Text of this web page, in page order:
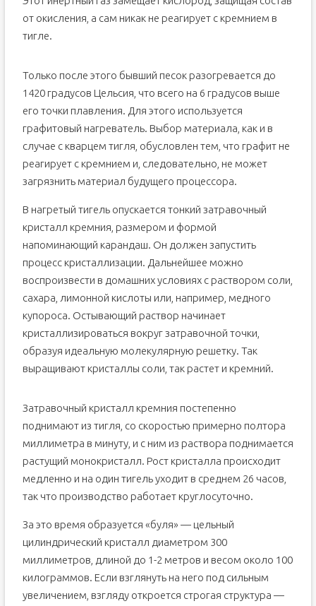
от окисления, а сам никак не реагирует с кремнием в
тигле.
Только после этого бывший песок разогревается до
1420 градусов Цельсия, что всего на 6 градусов выше
его точки плавления. Для этого используется
графитовый нагреватель. Выбор материала, как и в
случае с кварцем тигля, обусловлен тем, что графит не
реагирует с кремнием и, следовательно, не может
загрязнить материал будущего процессора.
В нагретый тигель опускается тонкий затравочный
кристалл кремния, размером и формой
напоминающий карандаш. Он должен запустить
процесс кристаллизации. Дальнейшее можно
воспроизвести в домашних условиях с раствором соли,
сахара, лимонной кислоты или, например, медного
купороса. Остывающий раствор начинает
кристаллизироваться вокруг затравочной точки,
образуя идеальную молекулярную решетку. Так
выращивают кристаллы соли, так растет и кремний.
Затравочный кристалл кремния постепенно
поднимают из тигля, со скоростью примерно полтора
миллиметра в минуту, и с ним из раствора поднимается
растущий монокристалл. Рост кристалла происходит
медленно и на один тигель уходит в среднем 26 часов,
так что производство работает круглосуточно.
За это время образуется «буля» — цельный
цилиндрический кристалл диаметром 300
миллиметров, длиной до 1-2 метров и весом около 100
килограммов. Если взглянуть на него под сильным
увеличением, взгляду откроется строгая структура —